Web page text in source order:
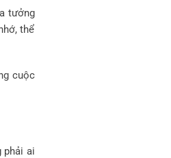
tưởng
thể
cuộc
phải ai